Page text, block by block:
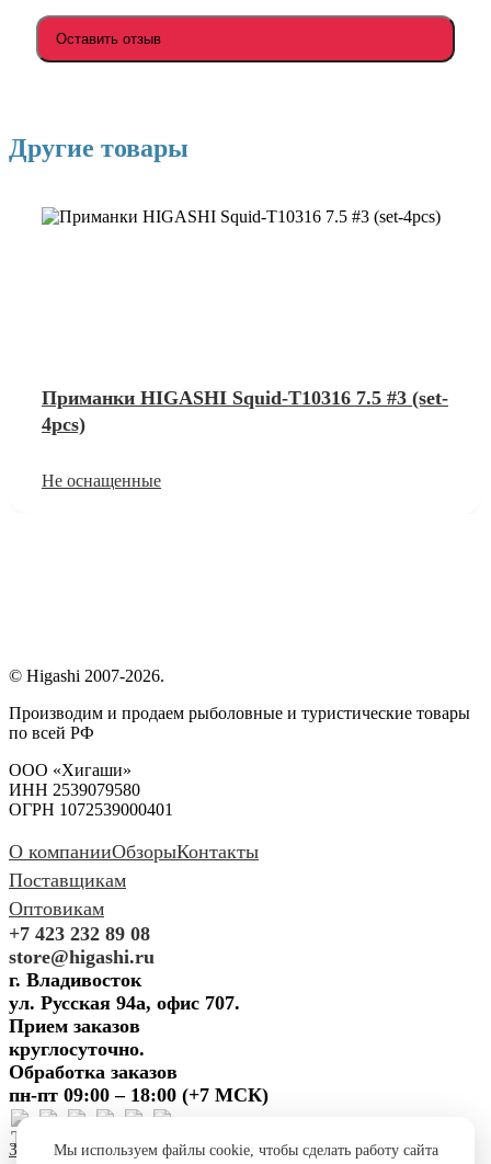
Оставить отзыв
Другие товары
Приманки HIGASHI Squid-T10316 7.5 #3 (set-
4pcs)
Не оснащенные
© Higashi 2007-2026.
Производим и продаем рыболовные и туристические товары
по всей РФ
ООО «Хигаши»
ИНН 2539079580
ОГРН 1072539000401
О компанииОбзорыКонтакты
Поставщикам
Оптовикам
+7 423 232 89 08
store@higashi.ru
г. Владивосток
ул. Русская 94а, офис 707.
Прием заказов
круглосуточно.
Обработка заказов
пн-пт 09:00 – 18:00 (+7 МСК)
Задать вопросПредложить
Мы используем файлы cookie, чтобы сделать работу сайта